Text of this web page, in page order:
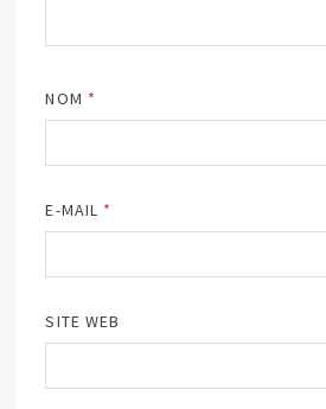
NOM *
E-MAIL *
SITE WEB